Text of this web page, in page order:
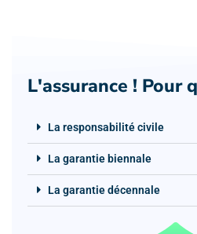
L'assurance ! Pour
La responsabilité civile
La garantie biennale
La garantie décennale